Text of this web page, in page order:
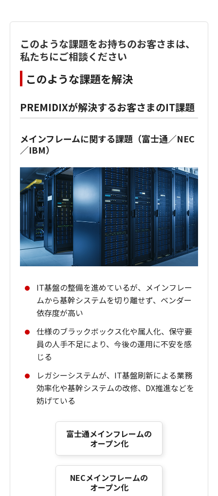
このような課題をお持ちのお客さまは、
私たちにご相談ください
このような課題を解決
PREMIDIXが解決するお客さまのIT課題
メインフレームに関する課題（富士通／NEC
／IBM）
IT基盤の整備を進めているが、メインフレー
ムから基幹システムを切り離せず、ベンダー
依存度が高い
仕様のブラックボックス化や属人化、保守要
員の人手不足により、今後の運用に不安を感
じる
レガシーシステムが、IT基盤刷新による業務
効率化や基幹システムの改修、DX推進などを
妨げている
富士通メインフレームの
オープン化
NECメインフレームの
オープン化